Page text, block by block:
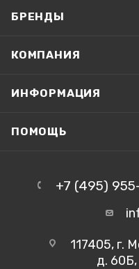
БРЕНДЫ
КОМПАНИЯ
ИНФОРМАЦИЯ
ПОМОЩЬ
+7 (495)
117405, г.
д.